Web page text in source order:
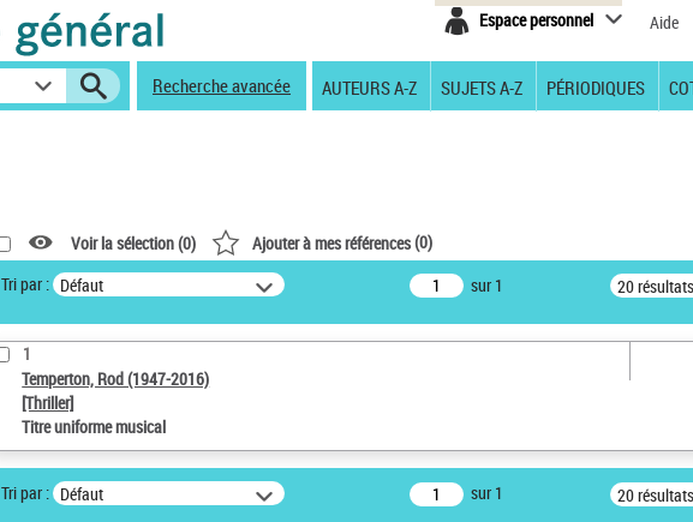
Espace personnel Aide
Recherche avancée AUTEURS A-Z SUJETS A-Z PÉRIODIQUES
Voir la sélection (0) Ajouter à mes références(0)
Tri par : Défaut sur 1 20
1
Temperton, Rod (1947-2016)
[Thriller]
Titre uniforme musical
Tri par : Défaut sur 1 20